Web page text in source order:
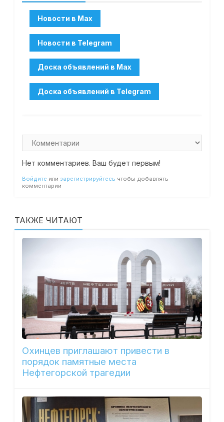
Нет комментариев. Ваш будет первым!
Войдите или зарегистрируйтесь чтобы добавлять
комментарии
ТАКЖЕ ЧИТАЮТ
Охинцев приглашают привести в
порядок памятные места
Нефтегорской трагедии